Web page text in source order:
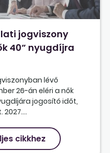
jogviszony
40” nyugdíjra
lévő
26-án eléri a nők
jogosító időt,
cikkhez